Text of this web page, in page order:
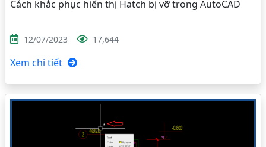
Cách khắc phục hiển thị Hatch bị vỡ trong AutoCAD
12/07/2023 17,644
Xem chi tiết